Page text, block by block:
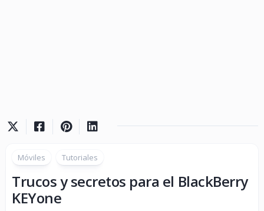
Móviles Tutoriales
Trucos y secretos para el BlackBerry
KEYone